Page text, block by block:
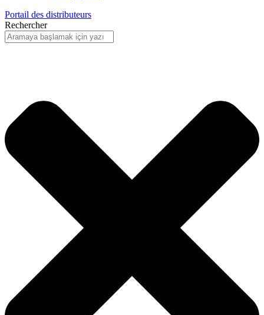
Portail des distributeurs
Rechercher